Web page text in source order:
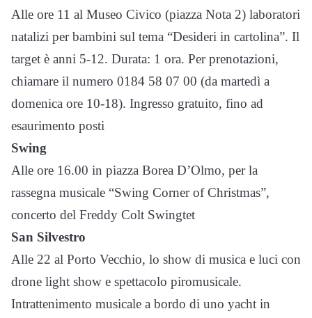
Alle ore 11 al Museo Civico (piazza Nota 2) laboratori
natalizi per bambini sul tema “Desideri in cartolina”. Il
target è anni 5-12. Durata: 1 ora. Per prenotazioni,
chiamare il numero 0184 58 07 00 (da martedì a
domenica ore 10-18). Ingresso gratuito, fino ad
esaurimento posti
Swing
Alle ore 16.00 in piazza Borea D’Olmo, per la
rassegna musicale “Swing Corner of Christmas”,
concerto del Freddy Colt Swingtet
San Silvestro
Alle 22 al Porto Vecchio, lo show di musica e luci con
drone light show e spettacolo piromusicale.
Intrattenimento musicale a bordo di uno yacht in